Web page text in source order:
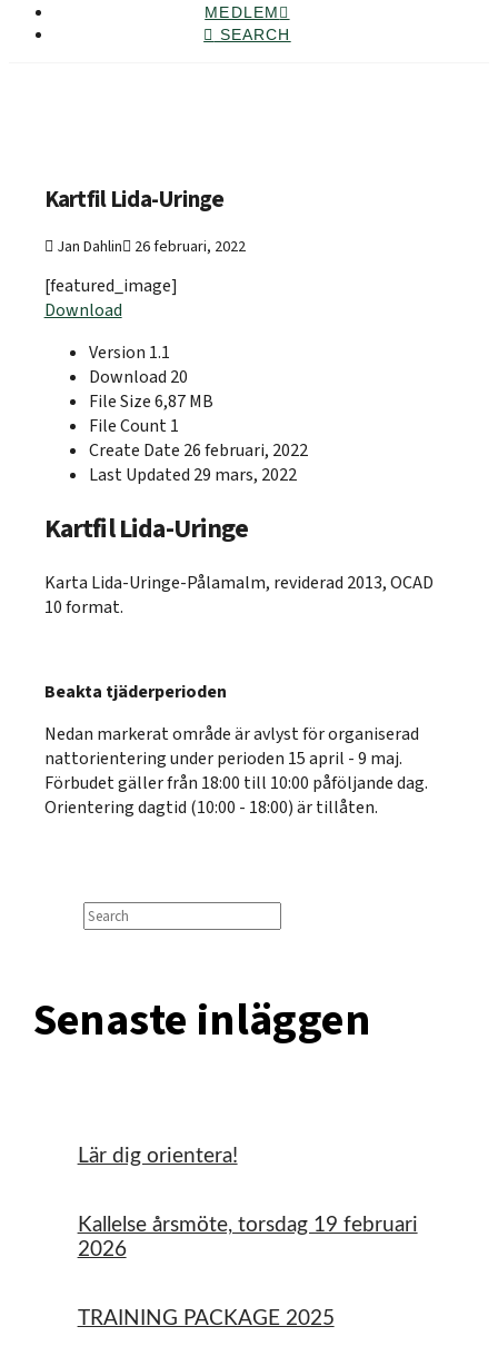
MEDLEM
SEARCH
Kartfil Lida-Uringe
Jan Dahlin 26 februari, 2022
[featured_image]
Download
Version 1.1
Download 20
File Size6,87 MB
File Count1
Create Date 26 februari, 2022
Last Updated 29 mars, 2022
Kartfil Lida-Uringe
Karta Lida-Uringe-Pålamalm, reviderad 2013, OCAD
10 format.
Beakta tjäderperioden
Nedan markerat område är avlyst för organiserad
nattorientering under perioden 15 april - 9 maj.
Förbudet gäller från 18:00 till 10:00 påföljande dag.
Orientering dagtid (10:00 - 18:00) är tillåten.
Senaste inläggen
Lär dig orientera!
Kallelse årsmöte, torsdag 19 februari
2026
TRAINING PACKAGE 2025